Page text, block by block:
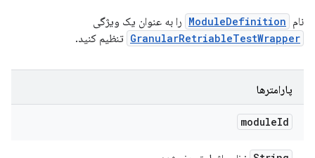
نام ModuleDefinition را به عنوان یک ویژگی
GranularRetriableTestWrapper تنظیم کنید.
پارامترها
moduleId